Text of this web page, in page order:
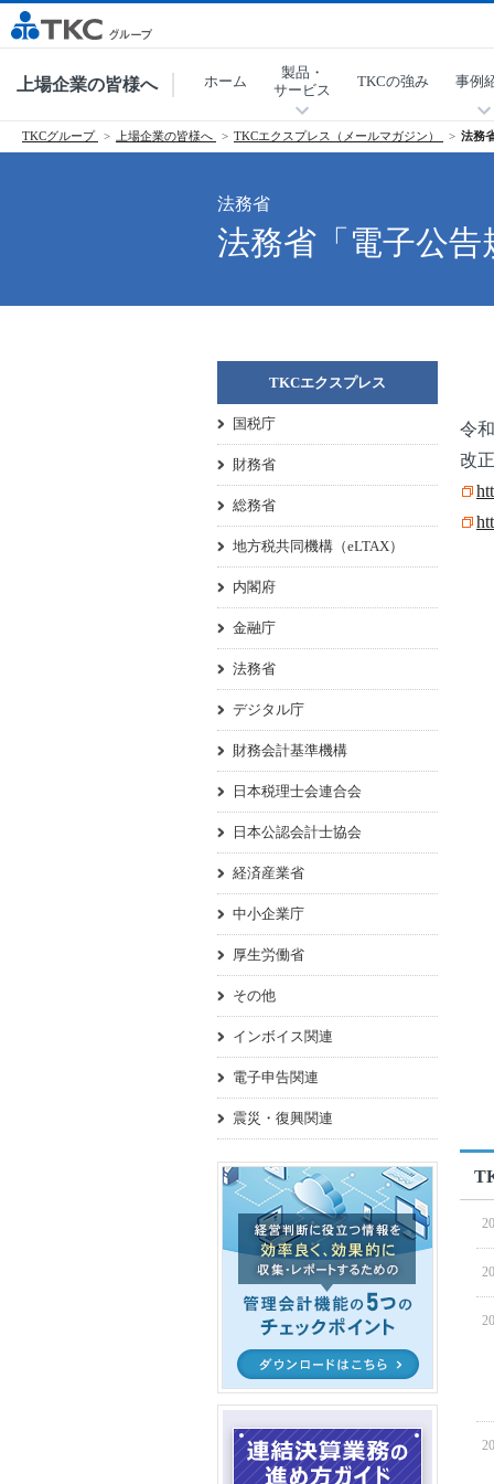
上場企業の皆様へ ホーム
製品・
サービス
TKCの強み 事例
TKCグループ 上場企業の皆様へ TKCエクスプレス（メールマガジン） 法務
法務省
法務省「電子公
令
改
TKCエクスプレス
国税庁
財務省
総務省
地方税共同機構（eLTAX）
内閣府
金融庁
法務省
デジタル庁
財務会計基準機構
日本税理士会連合会
日本公認会計士協会
経済産業省
中小企業庁
厚生労働省
その他
インボイス関連
電子申告関連
震災・復興関連